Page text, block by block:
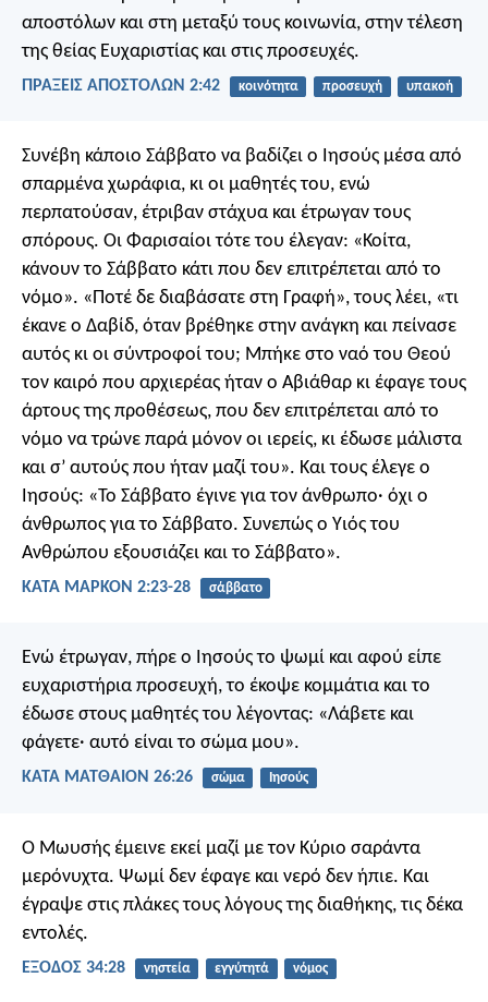
αποστόλων και στη μεταξύ τους κοινωνία, στην τέλεση
της θείας Ευχαριστίας και στις προσευχές.
ΠΡΑΞΕΙΣ ΑΠΟΣΤΟΛΩΝ 2:42 κοινότητα προσευχή υπακοή
Συνέβη κάποιο Σάββατο να βαδίζει ο Ιησούς μέσα από
σπαρμένα χωράφια, κι οι μαθητές του, ενώ
περπατούσαν, έτριβαν στάχυα και έτρωγαν τους
σπόρους. Οι Φαρισαίοι τότε του έλεγαν: «Κοίτα,
κάνουν το Σάββατο κάτι που δεν επιτρέπεται από το
νόμο». «Ποτέ δε διαβάσατε στη Γραφή», τους λέει, «τι
έκανε ο Δαβίδ, όταν βρέθηκε στην ανάγκη και πείνασε
αυτός κι οι σύντροφοί του; Μπήκε στο ναό του Θεού
τον καιρό που αρχιερέας ήταν ο Αβιάθαρ κι έφαγε τους
άρτους της προθέσεως, που δεν επιτρέπεται από το
νόμο να τρώνε παρά μόνον οι ιερείς, κι έδωσε μάλιστα
και σ’ αυτούς που ήταν μαζί του». Και τους έλεγε ο
Ιησούς: «Το Σάββατο έγινε για τον άνθρωπο· όχι ο
άνθρωπος για το Σάββατο. Συνεπώς ο Υιός του
Ανθρώπου εξουσιάζει και το Σάββατο».
ΚΑΤΑ ΜΑΡΚΟΝ 2:23-28 σάββατο
Ενώ έτρωγαν, πήρε ο Ιησούς το ψωμί και αφού είπε
ευχαριστήρια προσευχή, το έκοψε κομμάτια και το
έδωσε στους μαθητές του λέγοντας: «Λάβετε και
φάγετε· αυτό είναι το σώμα μου».
ΚΑΤΑ ΜΑΤΘΑΙΟΝ 26:26 σώμα Ιησούς
Ο Μωυσής έμεινε εκεί μαζί με τον Κύριο σαράντα
μερόνυχτα. Ψωμί δεν έφαγε και νερό δεν ήπιε. Και
έγραψε στις πλάκες τους λόγους της διαθήκης, τις δέκα
εντολές.
ΕΞΟΔΟΣ 34:28 νηστεία εγγύτητά νόμος